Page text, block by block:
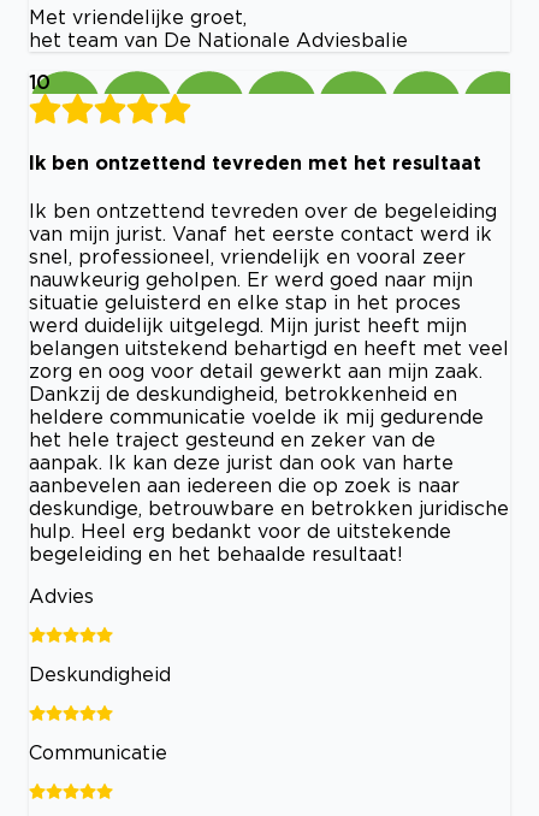
Met vriendelijke groet,
het team van De Nationale Adviesbalie
10
Ik ben ontzettend tevreden met het resultaat
Ik ben ontzettend tevreden over de begeleiding
van mijn jurist. Vanaf het eerste contact werd ik
snel, professioneel, vriendelijk en vooral zeer
nauwkeurig geholpen. Er werd goed naar mijn
situatie geluisterd en elke stap in het proces
werd duidelijk uitgelegd. Mijn jurist heeft mijn
belangen uitstekend behartigd en heeft met veel
zorg en oog voor detail gewerkt aan mijn zaak.
Dankzij de deskundigheid, betrokkenheid en
heldere communicatie voelde ik mij gedurende
het hele traject gesteund en zeker van de
aanpak. Ik kan deze jurist dan ook van harte
aanbevelen aan iedereen die op zoek is naar
deskundige, betrouwbare en betrokken juridische
hulp. Heel erg bedankt voor de uitstekende
begeleiding en het behaalde resultaat!
Advies
Deskundigheid
Communicatie